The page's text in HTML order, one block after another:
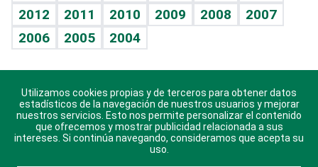
Celebrando la vida
Sin complejos
En pocas palabras
Escuchando al corazón
Economía Personal
2012
2011 2010 2009 2008
2007
2006
2005 2004
Descarga nuestras aplicaciones para Android, iOS y
sistema Huawei.
Utilizamos cookies propias y de terceros para obtener datos
estadísticos de la navegación de nuestros usuarios y mejorar
nuestros servicios. Esto nos permite personalizar el contenido
que ofrecemos y mostrar publicidad relacionada a sus
intereses. Si continúa navegando, consideramos que acepta su
uso.